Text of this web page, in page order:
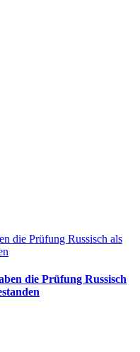
die Prüfung Russisch als
die Prüfung Russisch